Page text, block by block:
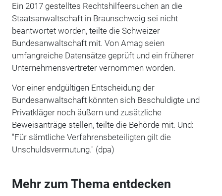
Ein 2017 gestelltes Rechtshilfeersuchen an die
Staatsanwaltschaft in Braunschweig sei nicht
beantwortet worden, teilte die Schweizer
Bundesanwaltschaft mit. Von Amag seien
umfangreiche Datensätze geprüft und ein früherer
Unternehmensvertreter vernommen worden.
Vor einer endgültigen Entscheidung der
Bundesanwaltschaft könnten sich Beschuldigte und
Privatkläger noch äußern und zusätzliche
Beweisanträge stellen, teilte die Behörde mit. Und:
"Für sämtliche Verfahrensbeteiligten gilt die
Unschuldsvermutung." (dpa)
Mehr zum Thema entdecken